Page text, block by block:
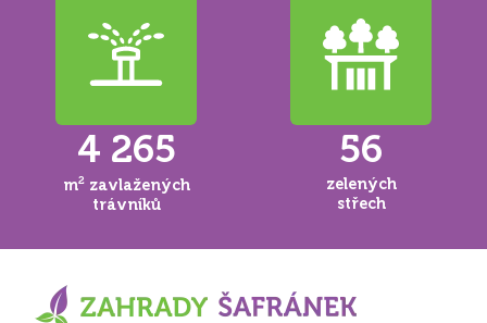
4 265
m2zavlažených
trávníků
56
zelených
střech